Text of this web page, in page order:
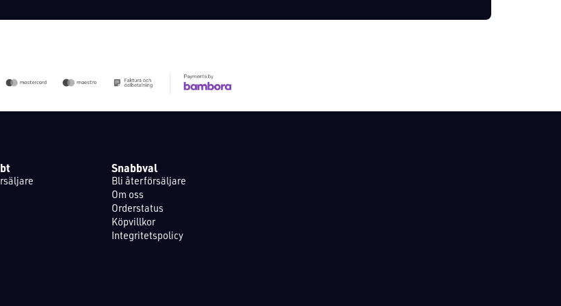
Snabbval
Bli återförsäljare
Om oss
Orderstatus
Köpvillkor
Integritetspolicy